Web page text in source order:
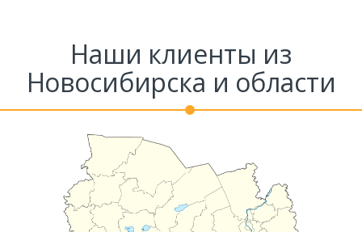
Наши клиенты из
Новосибирска и области